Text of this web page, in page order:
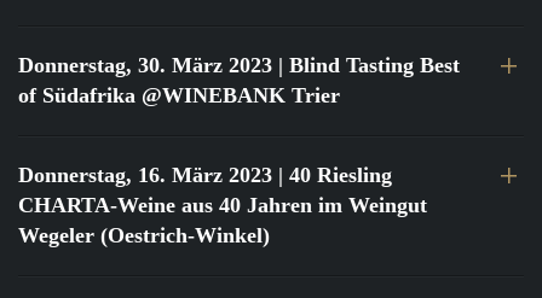
Donnerstag, 30. März 2023 | Blind Tasting Best
of Südafrika @WINEBANK Trier
Donnerstag, 16. März 2023 | 40 Riesling
CHARTA-Weine aus 40 Jahren im Weingut
Wegeler (Oestrich-Winkel)